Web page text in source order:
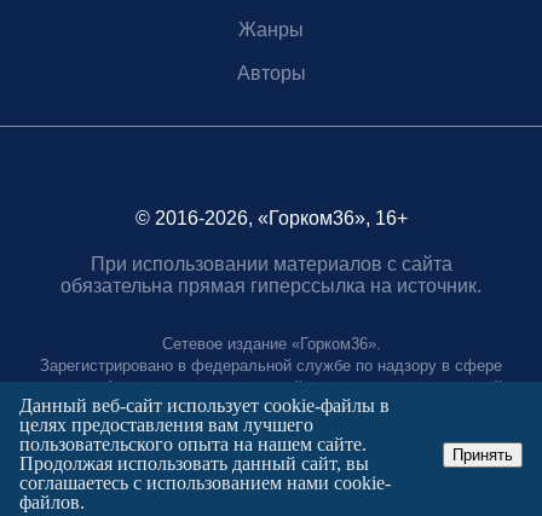
Жанры
Авторы
© 2016-2026, «Горком36», 16+
При использовании материалов с сайта
обязательна прямая гиперссылка на источник.
Сетевое издание «Горком36».
Зарегистрировано в федеральной службе по надзору в сфере
связи, информационных технологий и массовых коммуникаций.
Регистрационный номер ЭЛ № ФС77-88966 от 21 января 2025 г.
Учредитель: Муниципальное автономное учреждение "Агентство
городских коммуникаций"
Главный редактор:
Данный веб-сайт использует cookie-файлы в
целях предоставления вам лучшего
пользовательского опыта на нашем сайте.
Продолжая использовать данный сайт, вы
соглашаетесь с использованием нами cookie-
файлов.
Принять